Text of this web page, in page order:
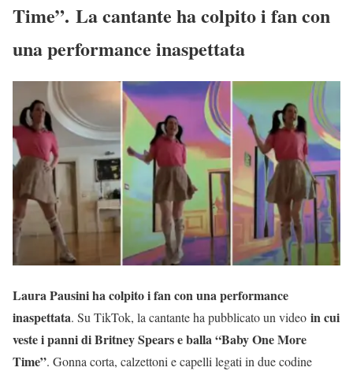
Time”. La cantante ha colpito i fan con
una performance inaspettata
Laura Pausini ha colpito i fan con una performance
inaspettata. Su TikTok, la cantante ha pubblicato un video in cui
veste i panni di Britney Spears e balla “Baby One More
Time”. Gonna corta, calzettoni e capelli legati in due codine